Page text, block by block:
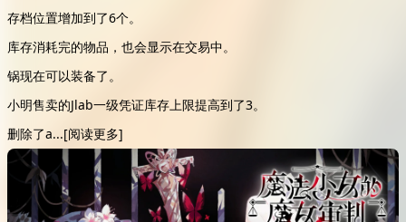
存档位置增加到了6个。
库存消耗完的物品，也会显示在交易中。
锅现在可以装备了。
小明售卖的Jlab一级凭证库存上限提高到了3。
删除了a...[阅读更多]